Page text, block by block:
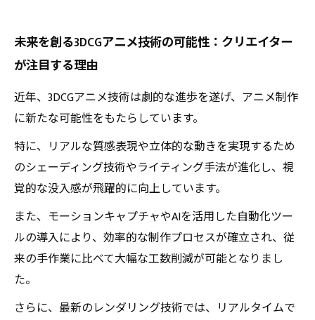
未来を創る3DCGアニメ技術の可能性：クリエイター
が注目する理由
近年、3DCGアニメ技術は劇的な進歩を遂げ、アニメ制作
に新たな可能性をもたらしています。
特に、リアルな質感表現や立体的な動きを実現するため
のシェーディング技術やライティング手法が進化し、視
覚的な没入感が飛躍的に向上しています。
また、モーションキャプチャやAIを活用した自動化ツー
ルの導入により、効率的な制作プロセスが確立され、従
来の手作業に比べて大幅な工数削減が可能となりまし
た。
さらに、最新のレンダリング技術では、リアルタイムで